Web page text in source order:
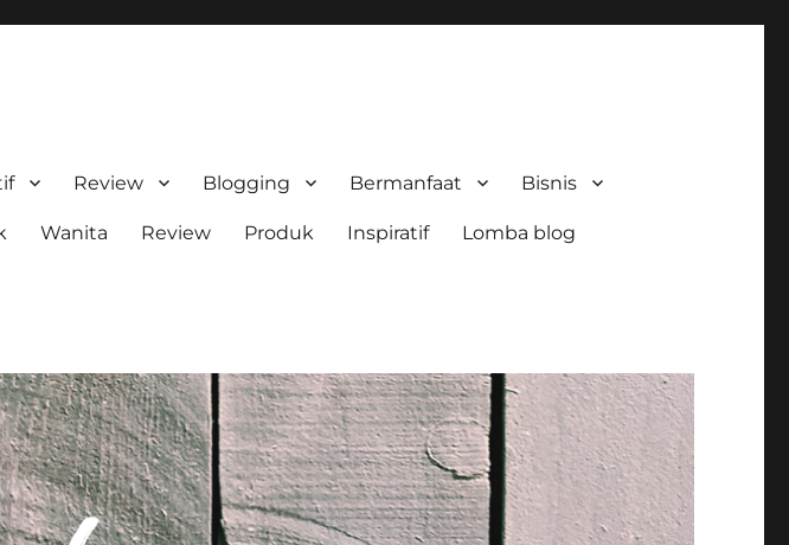
Review Blogging Bermanfaat Bisnis
Wanita Review Produk Inspiratif Lomba blog